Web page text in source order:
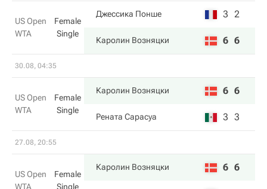
US Open
WTA
Female
Single
Джессика Понше 3 2
Каролин Возняцки 6 6
30.08, 04:35
US Open
WTA
Female
Single
Каролин Возняцки 6 6
Рената Сарасуа 3 3
27.08, 20:55
US Open
WTA
Female
Single
Каролин Возняцки 6 6